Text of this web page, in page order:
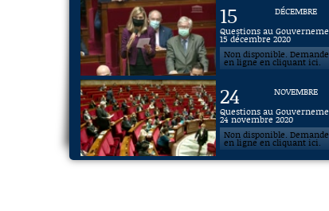
15 DÉCEMBRE
Questions au
15 décembre 2020
Non disponible.
en ligne en cliquant ici.
24 NOVEMBRE
Questions au
24 novembre 2020
Non disponible.
en ligne en cliquant ici.